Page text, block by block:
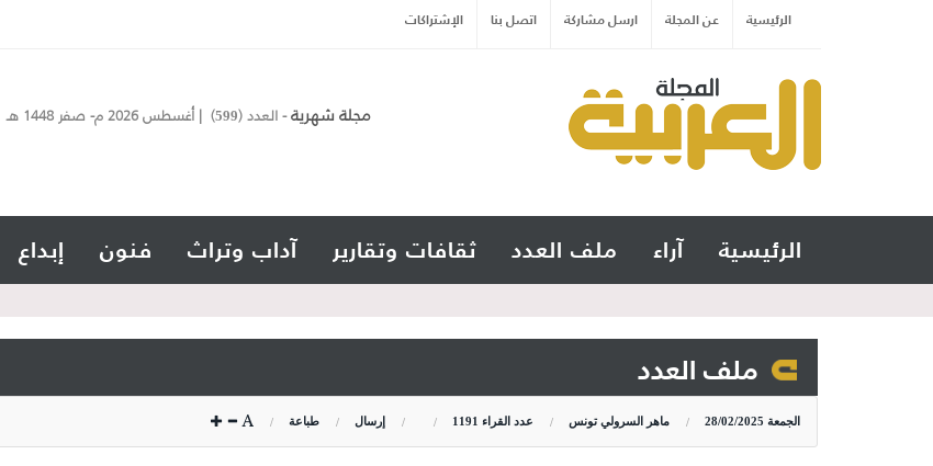
الرئيسية عن المجلة ارسل مشاركة اتصل بنا الإشتراكات
مجلة شهرية- العدد (599) | أغسطس 2026 م- صفر 1448 هـ
الرئيسية آراء ملف العدد ثقافات وتقارير آداب وتراث فنون إبداع
ملف العدد
الجمعة 28/02/2025 ماهر السرولي تونس عدد القراء 1191 إرسال طباعة